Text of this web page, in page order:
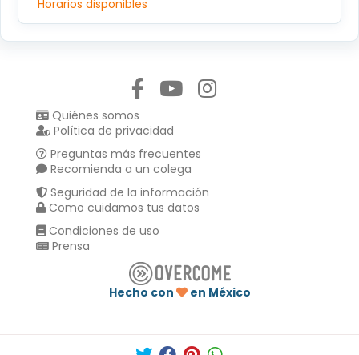
Horarios disponibles
Quiénes somos
Política de privacidad
Preguntas más frecuentes
Recomienda a un colega
Seguridad de la información
Como cuidamos tus datos
Condiciones de uso
Prensa
Hecho con
en México